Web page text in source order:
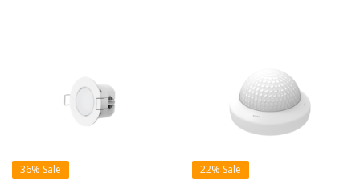
36% Sale 22% Sale